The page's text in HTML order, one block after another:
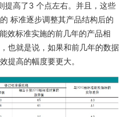
提高了3 个点左右。并且，这些
标准逐步调整其产品结构后的
效标准实施的前几年的产品相
也就是说，如果和前几年的数据
提高的幅度要更大。